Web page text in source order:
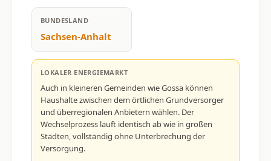
BUNDESLAND
Sachsen-Anhalt
LOKALER ENERGIEMARKT
Auch in kleineren Gemeinden wie Gossa können
Haushalte zwischen dem örtlichen Grundversorger
und überregionalen Anbietern wählen. Der
Wechselprozess läuft identisch ab wie in großen
Städten, vollständig ohne Unterbrechung der
Versorgung.